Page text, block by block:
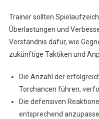
Trainer sollten
Überlastungen und
Verständnis dafür, wie
zukünftige Taktiken und
Die Anzahl der
Torchancen führen,
Die defensiven
entsprechend